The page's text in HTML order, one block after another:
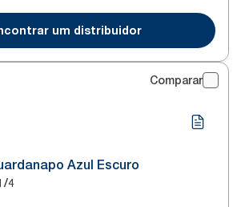
um distribuidor
Comparar
Azul Escuro
4